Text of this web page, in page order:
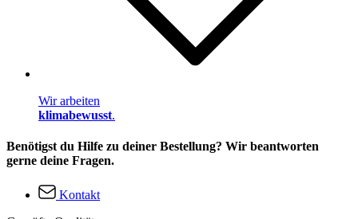
Wir arbeiten
klimabewusst.
Benötigst du Hilfe zu deiner Bestellung? Wir beantworten
gerne deine Fragen.
Kontakt